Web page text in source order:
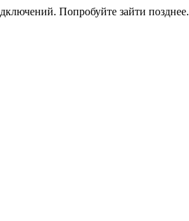
Попробуйте зайти позднее.